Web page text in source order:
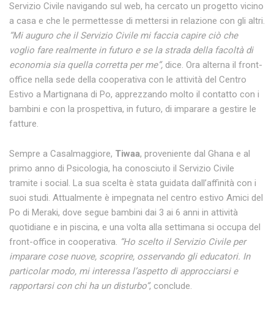
Servizio Civile navigando sul web, ha cercato un progetto vicino
a casa e che le permettesse di mettersi in relazione con gli altri.
“Mi auguro che il Servizio Civile mi faccia capire ciò che
voglio fare realmente in futuro e se la strada della facoltà di
economia sia quella corretta per me”, dice. Ora alterna il front-
office nella sede della cooperativa con le attività del Centro
Estivo a Martignana di Po, apprezzando molto il contatto con i
bambini e con la prospettiva, in futuro, di imparare a gestire le
fatture.
Sempre a Casalmaggiore, Tiwaa, proveniente dal Ghana e al
primo anno di Psicologia, ha conosciuto il Servizio Civile
tramite i social. La sua scelta è stata guidata dall’affinità con i
suoi studi. Attualmente è impegnata nel centro estivo Amici del
Po di Meraki, dove segue bambini dai 3 ai 6 anni in attività
quotidiane e in piscina, e una volta alla settimana si occupa del
front-office in cooperativa. “Ho scelto il Servizio Civile per
imparare cose nuove, scoprire, osservando gli educatori. In
particolar modo, mi interessa l’aspetto di approcciarsi e
rapportarsi con chi ha un disturbo”, conclude.